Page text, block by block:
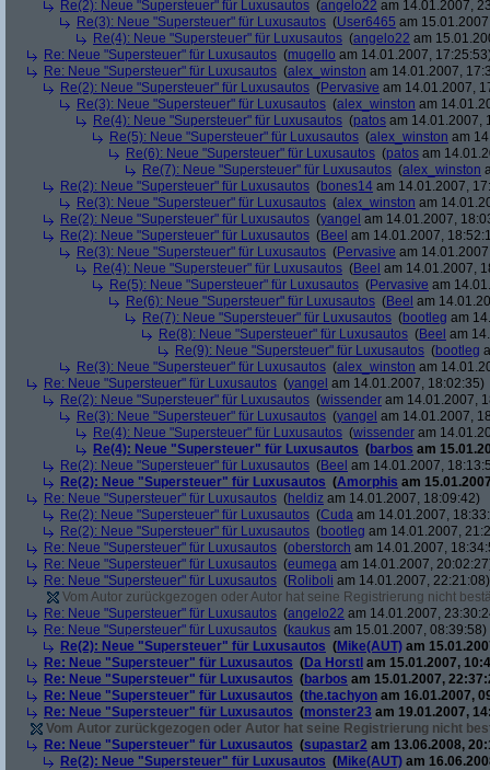
Re(2): Neue "Supersteuer" für Luxusautos (angelo22 am 14.01.2007,
Re(3): Neue "Supersteuer" für Luxusautos (User6465 am
Re(4): Neue "Supersteuer" für Luxusautos (angelo22 am
Re: Neue "Supersteuer" für Luxusautos (mugello am 14.01.2007,
Re: Neue "Supersteuer" für Luxusautos (alex_winston am 14.01.2007,
Re(2): Neue "Supersteuer" für Luxusautos (Pervasive am 14.01.2007,
Re(3): Neue "Supersteuer" für Luxusautos (alex_winston am
Re(4): Neue "Supersteuer" für Luxusautos (patos am 14.01.2007,
Re(5): Neue "Supersteuer" für Luxusautos (alex_winston am
Re(6): Neue "Supersteuer" für Luxusautos (patos am
Re(7): Neue "Supersteuer" für Luxusautos (alex_winston
Re(2): Neue "Supersteuer" für Luxusautos (bones14 am 14.01.2007,
Re(3): Neue "Supersteuer" für Luxusautos (alex_winston am
Re(2): Neue "Supersteuer" für Luxusautos (yangel am 14.01.2007,
Re(2): Neue "Supersteuer" für Luxusautos (Beel am 14.01.2007,
Re(3): Neue "Supersteuer" für Luxusautos (Pervasive am
Re(4): Neue "Supersteuer" für Luxusautos (Beel am 14.01.2007,
Re(5): Neue "Supersteuer" für Luxusautos (Pervasive am
Re(6): Neue "Supersteuer" für Luxusautos (Beel am
Re(7): Neue "Supersteuer" für Luxusautos (bootleg am
Re(8): Neue "Supersteuer" für Luxusautos (Beel am
Re(9): Neue "Supersteuer" für Luxusautos (bootleg
Re(3): Neue "Supersteuer" für Luxusautos (alex_winston am
Re: Neue "Supersteuer" für Luxusautos (yangel am 14.01.2007, 18:02:35)
Re(2): Neue "Supersteuer" für Luxusautos (wissender am 14.01.2007,
Re(3): Neue "Supersteuer" für Luxusautos (yangel am 14.01.2007,
Re(4): Neue "Supersteuer" für Luxusautos (wissender am
Re(4): Neue "Supersteuer" für Luxusautos (barbos am
Re(2): Neue "Supersteuer" für Luxusautos (Beel am 14.01.2007,
Re(2): Neue "Supersteuer" für Luxusautos (Amorphis am
Re: Neue "Supersteuer" für Luxusautos (heldiz am 14.01.2007, 18:09:42)
Re(2): Neue "Supersteuer" für Luxusautos (Cuda am 14.01.2007,
Re(2): Neue "Supersteuer" für Luxusautos (bootleg am 14.01.2007,
Re: Neue "Supersteuer" für Luxusautos (oberstorch am 14.01.2007,
Re: Neue "Supersteuer" für Luxusautos (eumega am 14.01.2007,
Re: Neue "Supersteuer" für Luxusautos (Roliboli am 14.01.2007, 22:21:08)
Vom Autor zurückgezogen oder Autor hat seine Registrierung nicht
Re: Neue "Supersteuer" für Luxusautos (angelo22 am 14.01.2007,
Re: Neue "Supersteuer" für Luxusautos (kaukus am 15.01.2007, 08:39:58)
Re(2): Neue "Supersteuer" für Luxusautos (Mike(AUT) am
Re: Neue "Supersteuer" für Luxusautos (Da Horstl am 15.01.2007,
Re: Neue "Supersteuer" für Luxusautos (barbos am 15.01.2007,
Re: Neue "Supersteuer" für Luxusautos (the.tachyon am 16.01.2007,
Re: Neue "Supersteuer" für Luxusautos (monster23 am 19.01.2007,
Vom Autor zurückgezogen oder Autor hat seine Registrierung nicht
Re: Neue "Supersteuer" für Luxusautos (supastar2 am 13.06.2008,
Re(2): Neue "Supersteuer" für Luxusautos (Mike(AUT) am